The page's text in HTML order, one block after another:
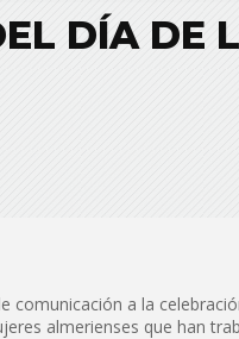
DÍA DE
comunicación a la
almerienses que han